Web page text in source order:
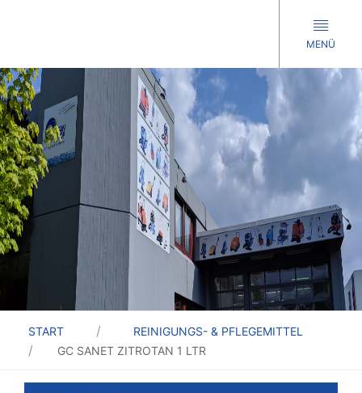
MENÜ
START
REINIGUNGS- & PFLEGEMITTEL
GC SANET ZITROTAN 1 LTR